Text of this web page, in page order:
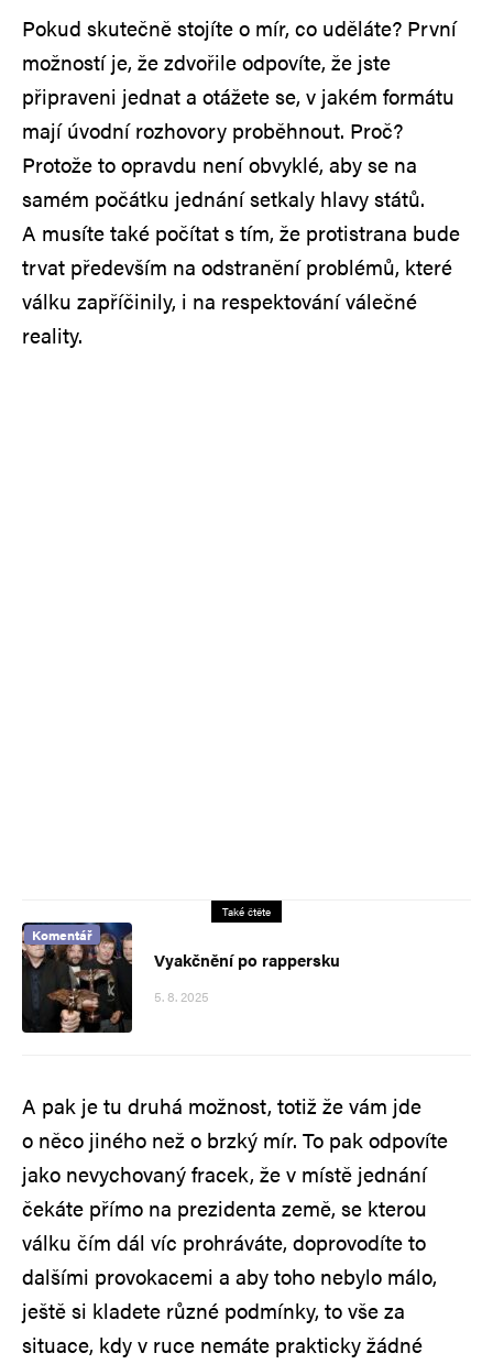
Pokud skutečně stojíte o mír, co uděláte? První
možností je, že zdvořile odpovíte, že jste
připraveni jednat a otážete se, v jakém formátu
mají úvodní rozhovory proběhnout. Proč?
Protože to opravdu není obvyklé, aby se na
samém počátku jednání setkaly hlavy států.
A musíte také počítat s tím, že protistrana bude
trvat především na odstranění problémů, které
válku zapříčinily, i na respektování válečné
reality.
Také čtěte
Komentář
Vyakčnění po rappersku
5. 8. 2025
A pak je tu druhá možnost, totiž že vám jde
o něco jiného než o brzký mír. To pak odpovíte
jako nevychovaný fracek, že v místě jednání
čekáte přímo na prezidenta země, se kterou
válku čím dál víc prohráváte, doprovodíte to
dalšími provokacemi a aby toho nebylo málo,
ještě si kladete různé podmínky, to vše za
situace, kdy v ruce nemáte prakticky žádné